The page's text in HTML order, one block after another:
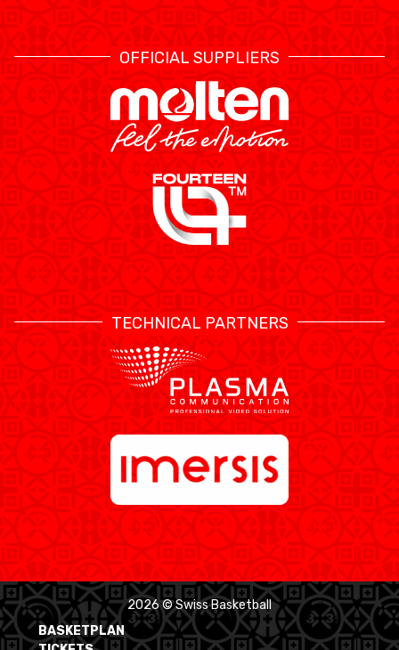
OFFICIAL SUPPLIERS
TECHNICAL PARTNERS
2026 © Swiss Basketball
BASKETPLAN